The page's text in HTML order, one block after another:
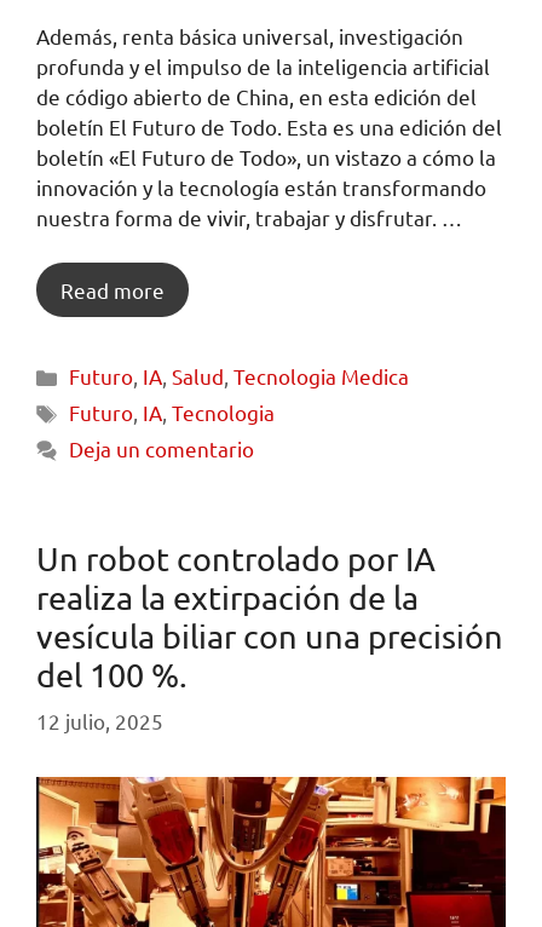
Además, renta básica universal, investigación
profunda y el impulso de la inteligencia artificial
de código abierto de China, en esta edición del
boletín El Futuro de Todo. Esta es una edición del
boletín «El Futuro de Todo», un vistazo a cómo la
innovación y la tecnología están transformando
nuestra forma de vivir, trabajar y disfrutar. …
Read more
Futuro, IA,Salud,Tecnologia Medica
Futuro, IA,Tecnologia
Deja un comentario
Un robot controlado por IA
realiza la extirpación de la
vesícula biliar con una precisión
del 100 %.
12 julio, 2025